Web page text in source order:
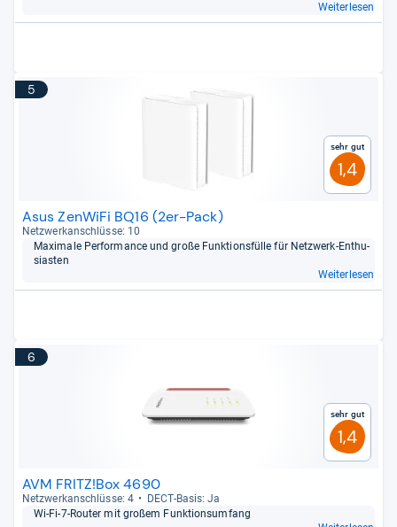
Weiterlesen
5
Sehr gut
1,4
Asus ZenWiFi BQ16 (2er-Pack)
Netz­werk­an­schlüsse: 10
Maxi­male Per­for­mance und große Funk­ti­ons­fülle für Netz­werk-​Enthu­
sias­ten
Weiterlesen
6
Sehr gut
1,4
AVM FRITZ!Box 4690
Netz­werk­an­schlüsse: 4
DECT-​Basis: Ja
Wi-​Fi-​7-​Rou­ter mit großem Funk­ti­ons­um­fang